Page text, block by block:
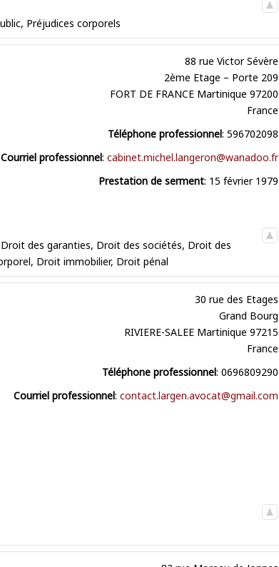
, Préjudices corporels
88 rue Victor Sévère
2ème Etage – Porte 209
FORT DE FRANCE Martinique 97200
France
Téléphone professionnel: 596702098
Courriel professionnel: cabinet.michel.langeron@wanadoo.fr
Prestation de serment: 15 février 1979
Droit des garanties, Droit des sociétés, Droit des
, Droit immobilier, Droit pénal
30 rue des Etages
Grand Bourg
RIVIERE-SALEE Martinique 97215
France
Téléphone professionnel: 0696809290
Courriel professionnel: contact.largen.avocat@gmail.com